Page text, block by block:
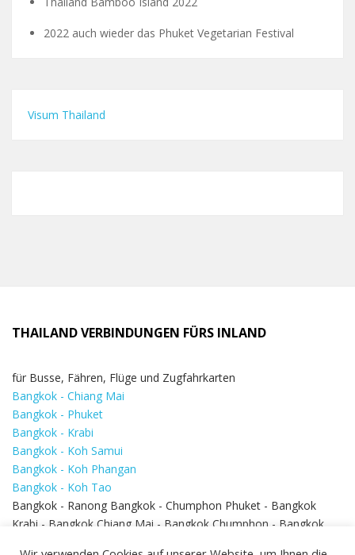
2022 auch wieder das Phuket Vegetarian Festival
Visum Thailand
THAILAND VERBINDUNGEN FÜRS INLAND
für Busse, Fähren, Flüge und Zugfahrkarten
Bangkok - Chiang Mai
Bangkok - Phuket
Bangkok - Krabi
Bangkok - Koh Samui
Bangkok - Koh Phangan
Bangkok - Koh Tao
Bangkok - Ranong Bangkok - Chumphon Phuket - Bangkok
Krabi - Bangkok Chiang Mai - Bangkok Chumphon - Bangkok